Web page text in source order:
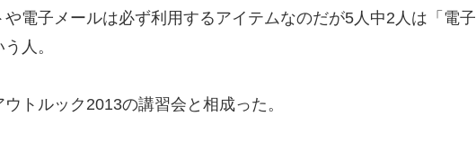
電子メールは必ず利用するアイテムなのだが5人中2人は「電子
人。
トルック2013の講習会と相成った。